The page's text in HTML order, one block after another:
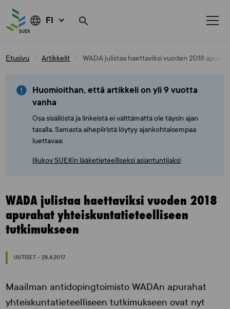
FI
Etusivu Artikkelit WADA julistaa haettaviksi vuoden 2018
Huomioithan, että artikkeli on yli 9 vuotta
vanha
Osa sisällöstä ja linkeistä ei välttämättä ole täysin ajan
tasalla. Samasta aihepiiristä löytyy ajankohtaisempaa
luettavaa:
Iljukov SUEKin lääketieteelliseksi asiantuntijaksi
WADA julistaa haettaviksi vuoden 2018
apurahat yhteiskuntatieteelliseen
tutkimukseen
UUTISET - 28.4.2017
Maailman antidopingtoimisto WADAn apurahat
yhteiskuntatieteelliseen tutkimukseen ovat nyt